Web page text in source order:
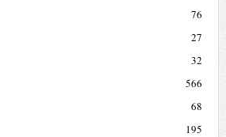
76
27
32
566
68
195